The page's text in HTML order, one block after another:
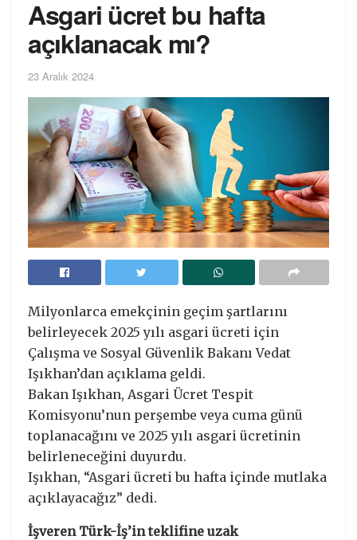
Asgari ücret bu hafta
açıklanacak mı?
23 Aralık 2024
Milyonlarca emekçinin geçim şartlarını
belirleyecek 2025 yılı asgari ücreti için
Çalışma ve Sosyal Güvenlik Bakanı Vedat
Işıkhan’dan açıklama geldi.
Bakan Işıkhan, Asgari Ücret Tespit
Komisyonu’nun perşembe veya cuma günü
toplanacağını ve 2025 yılı asgari ücretinin
belirleneceğini duyurdu.
Işıkhan, “Asgari ücreti bu hafta içinde mutlaka
açıklayacağız” dedi.
İşveren Türk-İş’in teklifine uzak